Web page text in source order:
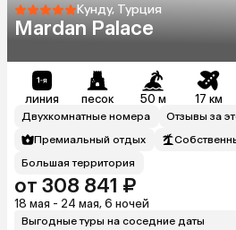
Кунду, Турция
Mardan Palace
линия песок 50 м 17 км
Двухкомнатные номера
Отзывы за
Премиальный отдых
Большая территория
от 308 841 ₽
18 мая - 24 мая, 6 ночей
Выгодные туры на соседние даты